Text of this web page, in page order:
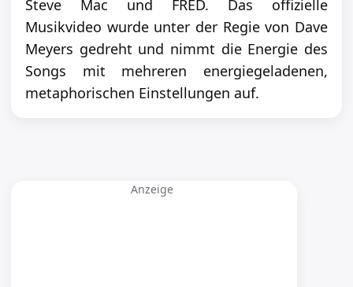
Steve Mac und FRED. Das offizielle
Musikvideo wurde unter der Regie von Dave
Meyers gedreht und nimmt die Energie des
Songs mit mehreren energiegeladenen,
metaphorischen Einstellungen auf.
Anzeige